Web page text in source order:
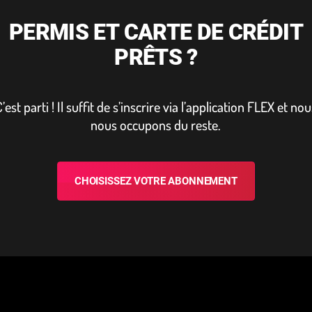
PERMIS ET CARTE DE CRÉDIT
PRÊTS ?
parti ! Il suffit de s’inscrire via l’ap­pli­ca­tion FLEX et
nous occupons du reste.
CHOISISSEZ VOTRE ABONNEMENT